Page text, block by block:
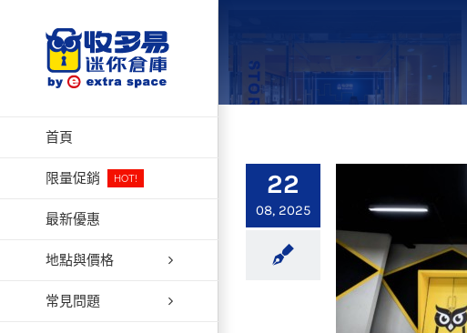
首頁
限量促銷 HOT!
最新優惠
地點與價格
常見問題
22
08, 2025